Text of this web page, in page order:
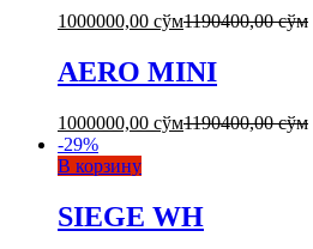
1000000,00 сўм1190400,00сўм
AERO MINI
1000000,00 сўм1190400,00сўм
-29%
В корзину
SIEGE WH